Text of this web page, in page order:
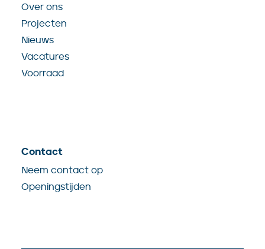
Over ons
Projecten
Nieuws
Vacatures
Voorraad
Contact
Neem contact op
Openingstijden